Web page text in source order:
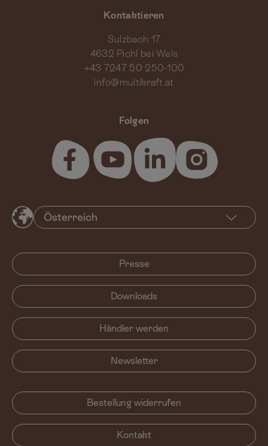
Folgen
Kontaktieren
Sulzbach 17
4632 Pichl bei Wels
+43 7247 50 250-100
info@multikraft.at
Presse
Downloads
Händler werden
Newsletter
Bestellung widerrufen
Kontakt